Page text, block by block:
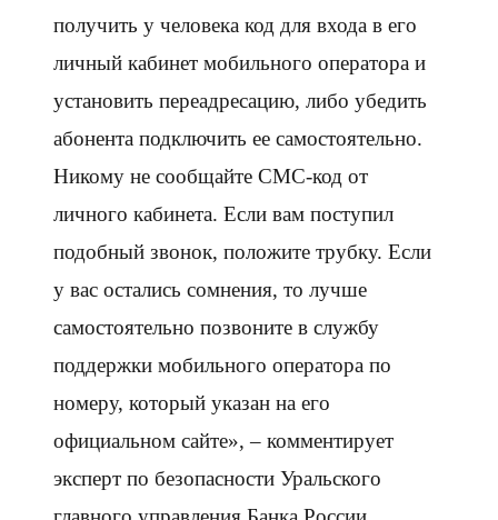
получить у человека код для входа в его
личный кабинет мобильного оператора и
установить переадресацию, либо убедить
абонента подключить ее самостоятельно.
Никому не сообщайте СМС-код от
личного кабинета. Если вам поступил
подобный звонок, положите трубку. Если
у вас остались сомнения, то лучше
самостоятельно позвоните в службу
поддержки мобильного оператора по
номеру, который указан на его
официальном сайте», – комментирует
эксперт по безопасности Уральского